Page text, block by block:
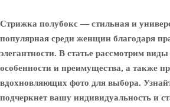
Стрижка полубокс — стильная и
популярная среди женщин благодаря
элегантности. В статье рассмотрим
особенности и преимущества, а также
вдохновляющих фото для выбора.
подчеркнет вашу индивидуальность и